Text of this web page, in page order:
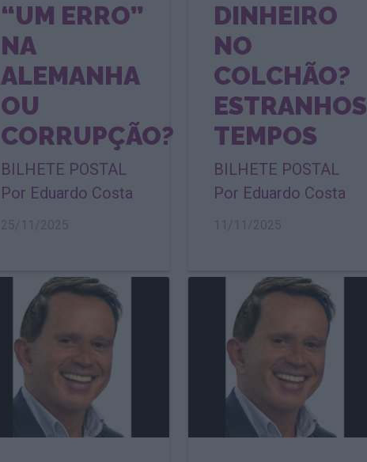
“UM ERRO”
NA
ALEMANHA
OU
CORRUPÇÃO?
BILHETE POSTAL
Por Eduardo Costa
DINHEIRO
NO
COLCHÃO?
ESTRANHOS
TEMPOS
BILHETE POSTAL
Por Eduardo Costa